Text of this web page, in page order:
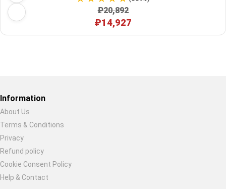
₽20,892
₽14,927
Information
About Us
Terms & Conditions
Privacy
Refund policy
Cookie Consent Policy
Help & Contact